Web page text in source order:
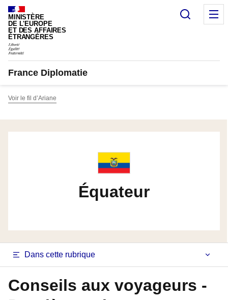
Panneau de gestion des cookies
MINISTÈRE
DE L'EUROPE
ET DES AFFAIRES
ÉTRANGÈRES
France Diplomatie
Voir le fil d’Ariane
Équateur
Navigation
latérale
fiche
Dans cette rubrique
Conseils aux voyageurs -